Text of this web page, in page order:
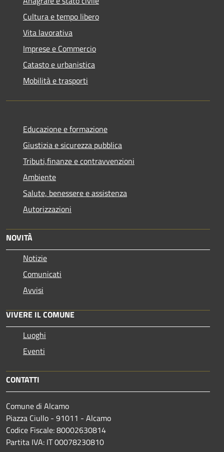
Cultura e tempo libero
Vita lavorativa
Imprese e Commercio
Catasto e urbanistica
Mobilità e trasporti
Educazione e formazione
Giustizia e sicurezza pubblica
Tributi,finanze e contravvenzioni
Ambiente
Salute, benessere e assistenza
Autorizzazioni
NOVITÀ
Notizie
Comunicati
Avvisi
VIVERE IL COMUNE
Luoghi
Eventi
CONTATTI
Comune di Alcamo
Piazza Ciullo - 91011 - Alcamo
Codice Fiscale: 80002630814
Partita IVA: IT 00078230810